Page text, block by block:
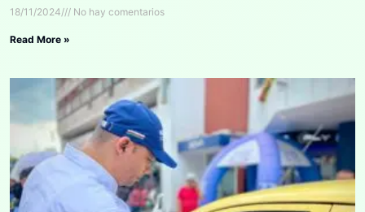
18/11/2024 No hay comentarios
Read More »